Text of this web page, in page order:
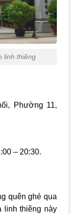
linh thiêng
Phường 11,
– 20:30.
quên ghé qua
linh thiêng này